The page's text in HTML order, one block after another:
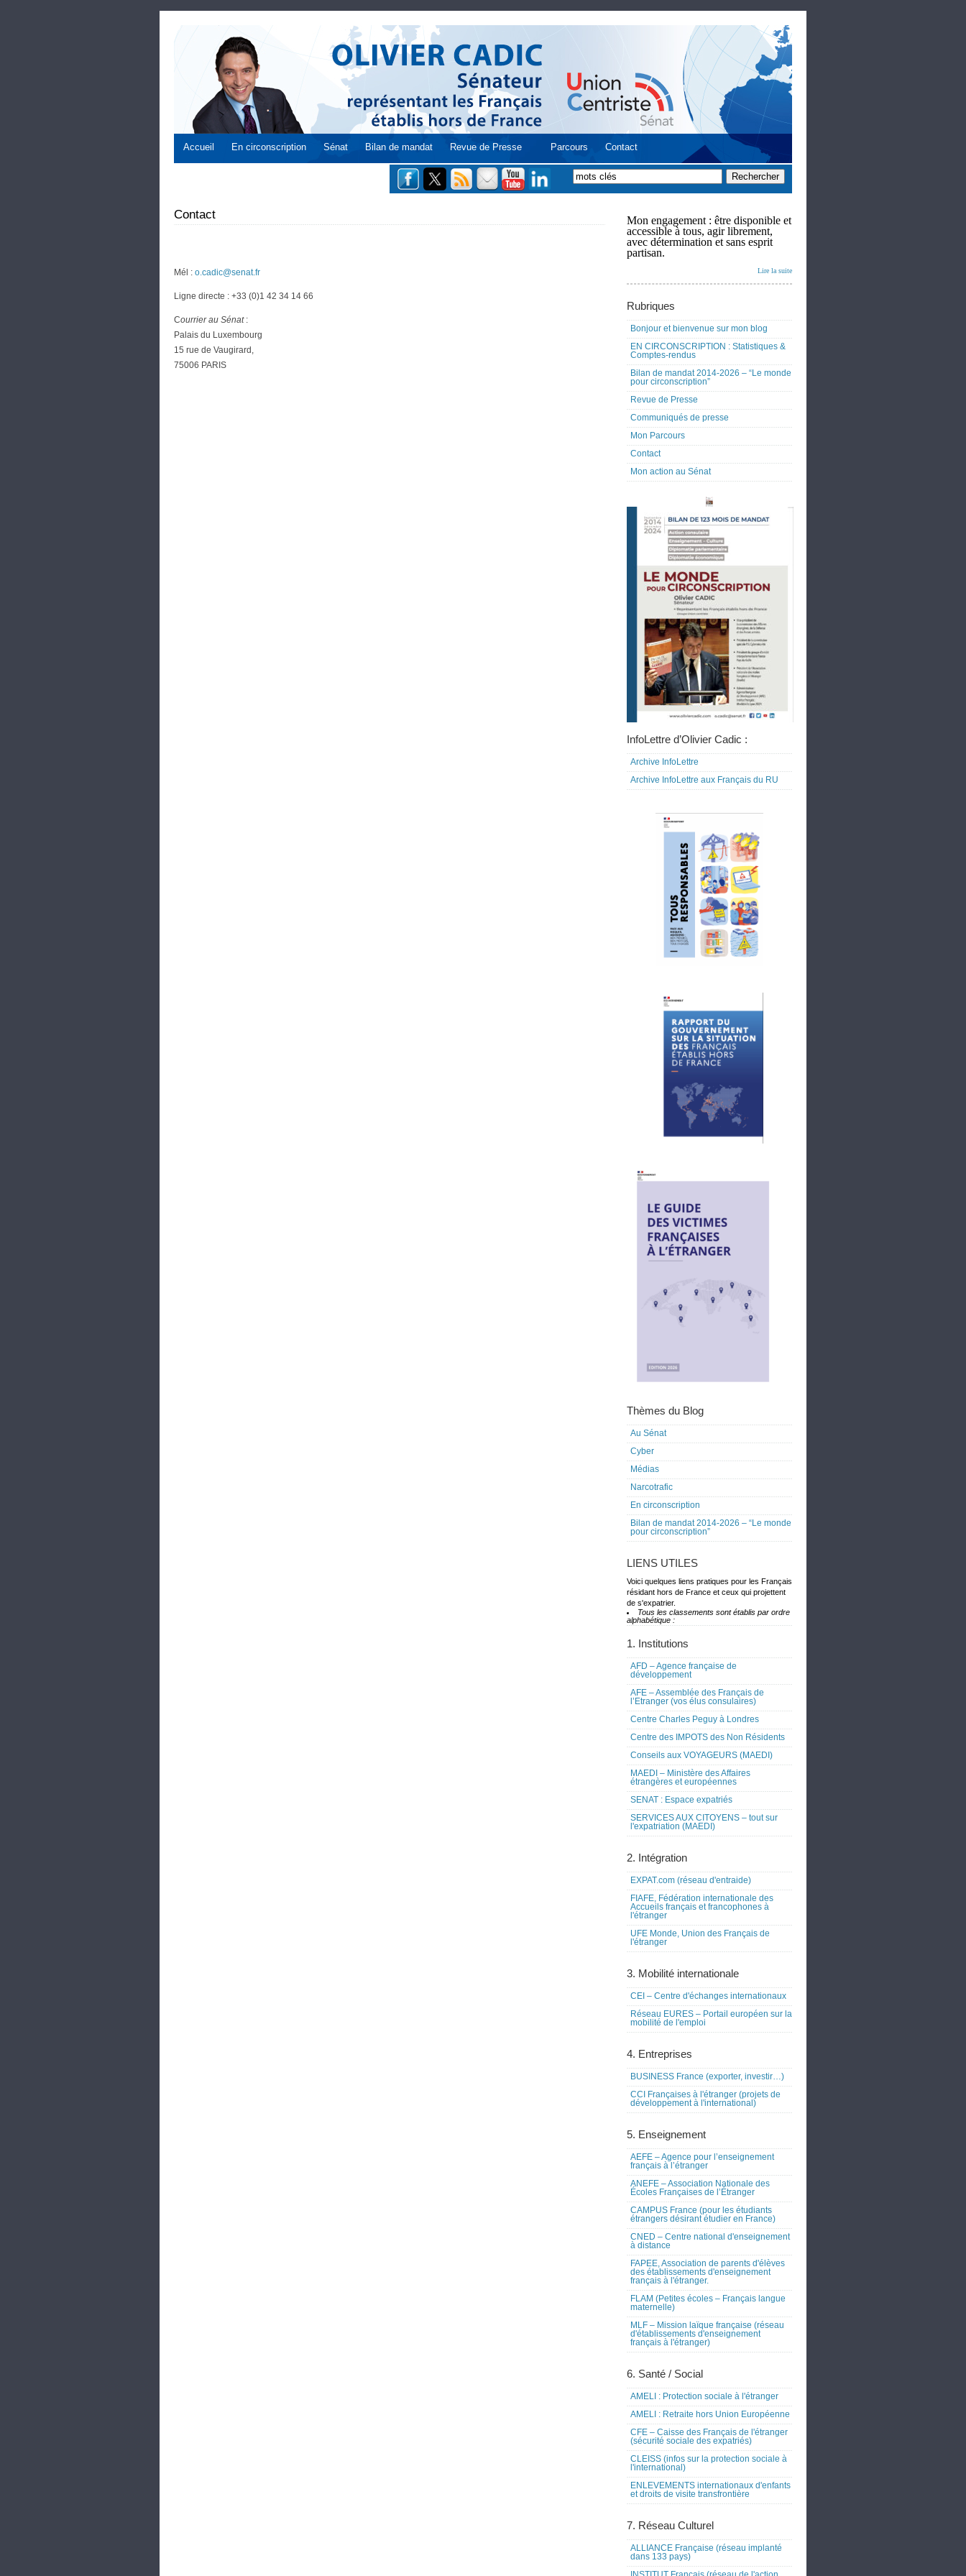
Accueil En circonscription Sénat Bilan de mandat Revue de Presse Parcours Contact
Contact
Mél : o.cadic@senat.fr
Ligne directe : +33 (0)1 42 34 14 66
Courrier au Sénat:
Palais du Luxembourg
15 rue de Vaugirard,
75006 PARIS
Mon engagement : être disponible et
accessible à tous, agir librement,
avec détermination et sans esprit
partisan.
Lire la suite
Rubriques
Bonjour et bienvenue sur mon blog
EN CIRCONSCRIPTION : Statistiques &
Comptes-rendus
Bilan de mandat 2014-2026 – “Le monde
pour circonscription”
Revue de Presse
Communiqués de presse
Mon Parcours
Contact
Mon action au Sénat
InfoLettre d’Olivier Cadic :
Archive InfoLettre
Archive InfoLettre aux Français du RU
Thèmes du Blog
Au Sénat
Cyber
Médias
Narcotrafic
En circonscription
Bilan de mandat 2014-2026 – “Le monde
pour circonscription”
LIENS UTILES
Voici quelques liens pratiques pour les Français
résidant hors de France et ceux qui projettent
de s'expatrier.
Tous les classements sont établis par ordre
alphabétique :
1. Institutions
AFD – Agence française de
développement
AFE – Assemblée des Français de
l’Etranger (vos élus consulaires)
Centre Charles Peguy à Londres
Centre des IMPOTS des Non Résidents
Conseils aux VOYAGEURS (MAEDI)
MAEDI – Ministère des Affaires
étrangères et européennes
SENAT : Espace expatriés
SERVICES AUX CITOYENS – tout sur
l'expatriation (MAEDI)
2. Intégration
EXPAT.com (réseau d'entraide)
FIAFE, Fédération internationale des
Accueils français et francophones à
l'étranger
UFE Monde, Union des Français de
l'étranger
3. Mobilité internationale
CEI – Centre d'échanges internationaux
Réseau EURES – Portail européen sur la
mobilité de l'emploi
4. Entreprises
BUSINESS France (exporter, investir…)
CCI Françaises à l'étranger (projets de
développement à l'international)
5. Enseignement
AEFE – Agence pour l’enseignement
français à l’étranger
ANEFE – Association Nationale des
Écoles Françaises de l’Étranger
CAMPUS France (pour les étudiants
étrangers désirant étudier en France)
CNED – Centre national d'enseignement
à distance
FAPEE, Association de parents d'élèves
des établissements d'enseignement
français à l'étranger.
FLAM (Petites écoles – Français langue
maternelle)
MLF – Mission laïque française (réseau
d'établissements d'enseignement
français à l'étranger)
6. Santé / Social
AMELI : Protection sociale à l'étranger
AMELI : Retraite hors Union Européenne
CFE – Caisse des Français de l'étranger
(sécurité sociale des expatriés)
CLEISS (infos sur la protection sociale à
l'international)
ENLEVEMENTS internationaux d'enfants
et droits de visite transfrontière
7. Réseau Culturel
ALLIANCE Française (réseau implanté
dans 133 pays)